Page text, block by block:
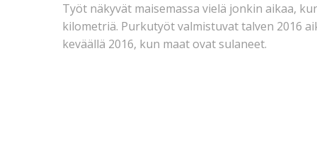
Työt näkyvät maisemassa vielä jonkin aikaa,
kilometriä. Purkutyöt valmistuvat talven 2016
keväällä 2016, kun maat ovat sulaneet.